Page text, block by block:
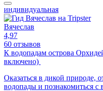
индивидуальная
Вячеслав
4,97
60 отзывов
К водопадам острова
включено)
Оказаться в дикой природе,
водопады и познакомиться с